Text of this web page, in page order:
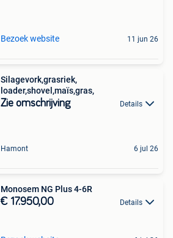
Bezoek website 11 jun 26
Silagevork,grasriek,
loader,shovel,maïs,gras,
Zie omschrijving Details
Hamont 6 jul 26
Monosem NG Plus 4-6R
€ 17.950,00 Details